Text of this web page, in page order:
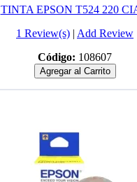
TINTA EPSON T524 220
1 Review(s) | Add Review
Código: 108607
Agregar al Carrito